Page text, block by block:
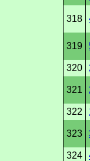
318
319
320
321
322
323
324